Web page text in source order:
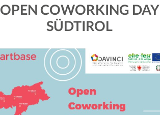
OPEN COWORKING DAY
SÜDTIROL